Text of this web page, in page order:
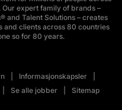
expert family of brands –
and Talent Solutions – creates
and clients across 80 countries
so for 80 years.
Informasjonskapsler
Se alle jobber Sitemap